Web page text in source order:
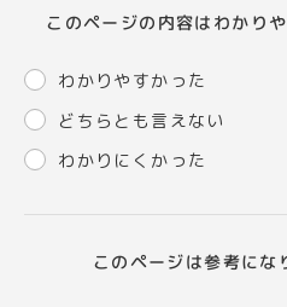
このページの内容はわかり
わかりやすかった
どちらとも言えない
わかりにくかった
このページは参考にな